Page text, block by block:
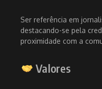
Ser referência em
destacando-se pela
proximidade com a
Valores